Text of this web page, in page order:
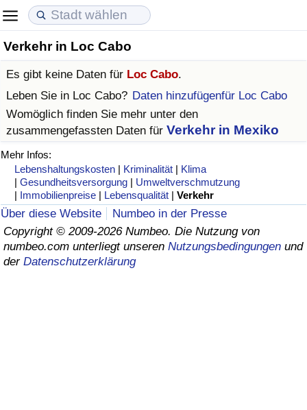
Verkehr in Loc Cabo
Es gibt keine Daten für Loc Cabo.
Leben Sie in Loc Cabo? Daten hinzufügenfür Loc Cabo
Womöglich finden Sie mehr unter den
zusammengefassten Daten für Verkehr in Mexiko
Mehr Infos:
Lebenshaltungskosten | Kriminalität | Klima
|Gesundheitsversorgung | Umweltverschmutzung
| Immobilienpreise | Lebensqualität |Verkehr
Über diese Website
Numbeo in der Presse
Copyright © 2009-2026 Numbeo. Die Nutzung von
numbeo.com unterliegt unseren Nutzungsbedingungen und
der Datenschutzerklärung
Lebenshaltungskosten
Lebenshaltungskosten-Index
Lebenshaltungskosten-Index nach Land
in Akaba
Immobilienpreise
Immobilienpreis-Index
Immobilienpreis-Index nach Land
Lebensqualität
Lebensqualität-Index (aktuell)
Lebensqualitätsindex nach Land
Kriminalität
Kriminalitäts-Index (aktuell)
Kriminalitäts-Index